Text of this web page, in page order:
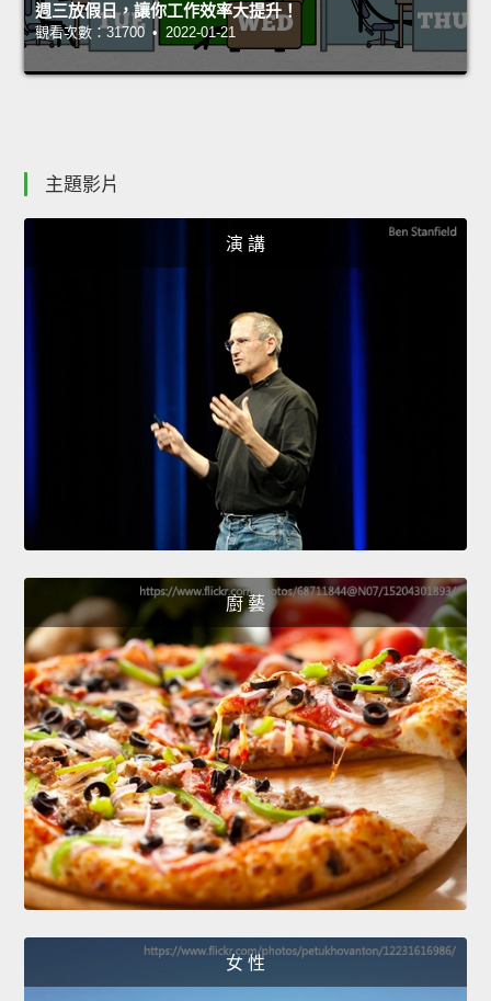
週三放假日，讓你工作效率大提升！
觀看次數：31700 • 2022-01-21
主題影片
演 講
廚 藝
女 性